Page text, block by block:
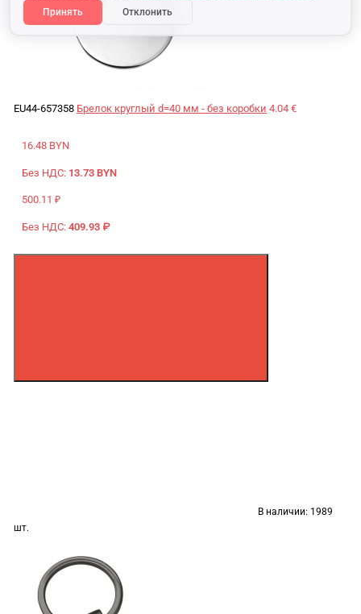
Принять
Отклонить
EU44-657358 Брелок круглый d=40 мм - без коробки 4.04 €
16.48 BYN
Без НДС: 13.73 BYN
500.11 ₽
Без НДС: 409.93 ₽
В наличии: 1989
шт.